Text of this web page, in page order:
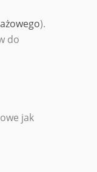
).
do
jak